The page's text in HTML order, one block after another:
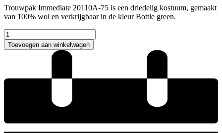
Trouwpak Immediate 20110A-75 is een driedelig kostuum, gemaakt
van 100% wol en verkrijgbaar in de kleur Bottle green.
Immediate
20110A-
75
aantal
Toevoegen aan winkelwagen